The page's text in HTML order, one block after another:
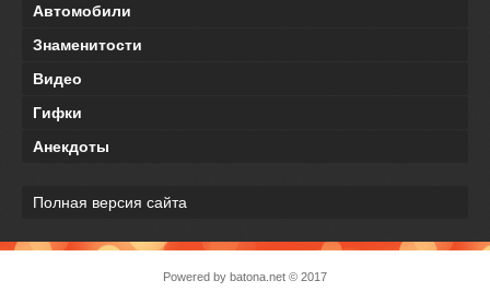
Автомобили
Знаменитости
Видео
Гифки
Анекдоты
Полная версия сайта
Powered by batona.net © 2017